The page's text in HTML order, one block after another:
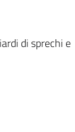
di sprechi e